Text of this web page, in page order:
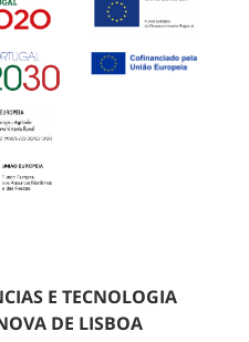
E TECNOLOGIA
DE LISBOA